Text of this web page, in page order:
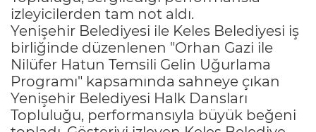
izleyicilerden tam not aldı.
Yenişehir Belediyesi ile Keles Belediyesi iş
birliğinde düzenlenen "Orhan Gazi ile
Nilüfer Hatun Temsili Gelin Uğurlama
Programı" kapsamında sahneye çıkan
Yenişehir Belediyesi Halk Dansları
Topluluğu, performansıyla büyük beğeni